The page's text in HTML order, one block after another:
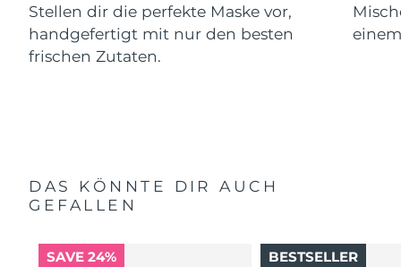
Stellen dir die perfekte Maske vor,
handgefertigt mit nur den besten
frischen Zutaten.
DAS KÖNNTE DIR AUCH
GEFALLEN
SAVE 24% BESTSELLER